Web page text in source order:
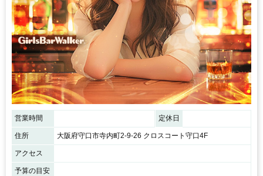
営業時間 定休日
住所 大阪府守口市寺内町2-9-26 クロスコート守口4F
アクセス
予算の目安